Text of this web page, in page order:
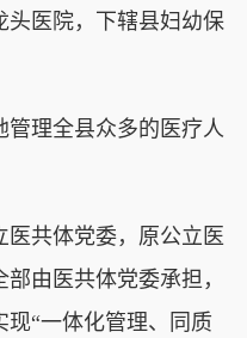
头医院，下辖县妇幼保
理全县众多的医疗人
共体党委，原公立医
由医共体党委承担，
“一体化管理、同质